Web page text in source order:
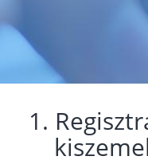
1.